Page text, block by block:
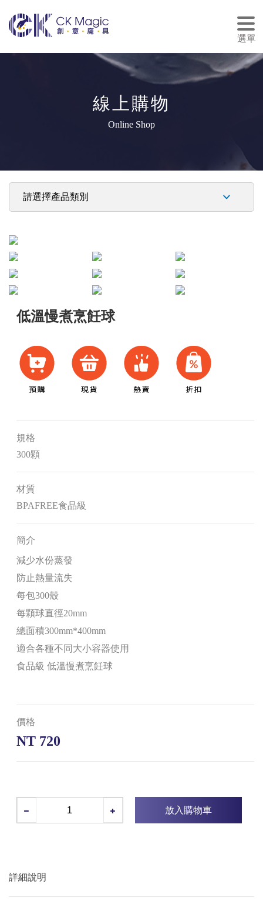
選單
線上購物
Online Shop
低溫慢煮烹飪球
規格
300顆
材質
BPAFREE食品級
簡介
減少水份蒸發
防止熱量流失
每包300殼
每顆球直徑20mm
總面積300mm*400mm
適合各種不同大小容器使用
食品級 低溫慢煮烹飪球
價格
NT 720
放入購物車
詳細說明